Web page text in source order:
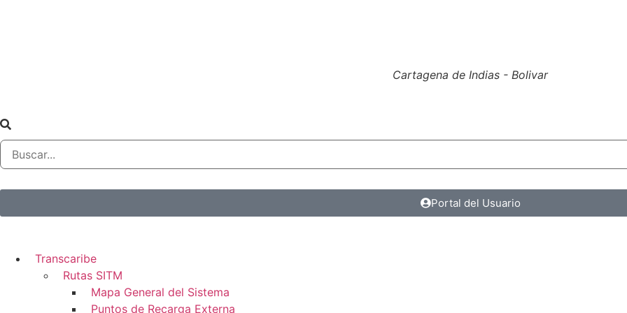
Cartagena de Indias - Bolivar
Portal del Usuario
Transcaribe
Rutas SITM
Mapa General del Sistema
Puntos de Recarga Externa